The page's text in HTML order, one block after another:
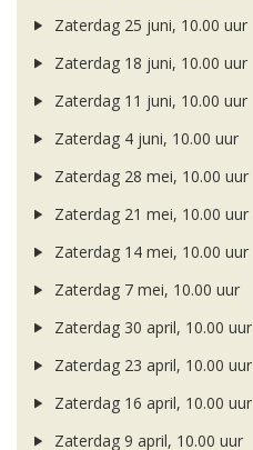
Zaterdag 25 juni, 10.00 uur
Zaterdag 18 juni, 10.00 uur
Zaterdag 11 juni, 10.00 uur
Zaterdag 4 juni, 10.00 uur
Zaterdag 28 mei, 10.00 uur
Zaterdag 21 mei, 10.00 uur
Zaterdag 14 mei, 10.00 uur
Zaterdag 7 mei, 10.00 uur
Zaterdag 30 april, 10.00 uur
Zaterdag 23 april, 10.00 uur
Zaterdag 16 april, 10.00 uur
Zaterdag 9 april, 10.00 uur